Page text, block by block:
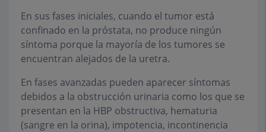
En sus fases iniciales, cuando el tumor está
confinado en la próstata, no produce ningún
síntoma porque la mayoría de los tumores se
encuentran alejados de la uretra.
En fases avanzadas pueden aparecer síntomas
debidos a la obstrucción urinaria como los que se
presentan en la HBP obstructiva, hematuria
(sangre en la orina), impotencia, incontinencia